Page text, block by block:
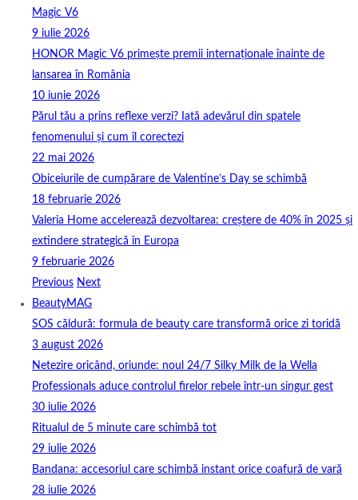
Magic V6
9 iulie 2026
HONOR Magic V6 primește premii internaționale înainte de
lansarea în România
10 iunie 2026
Părul tău a prins reflexe verzi? Iată adevărul din spatele
fenomenului și cum îl corectezi
22 mai 2026
Obiceiurile de cumpărare de Valentine’s Day se schimbă
18 februarie 2026
Valeria Home accelerează dezvoltarea: creștere de 40% în 2025 și
extindere strategică în Europa
9 februarie 2026
Previous Next
BeautyMAG
SOS căldură: formula de beauty care transformă orice zi toridă
3 august 2026
Netezire oricând, oriunde: noul 24/7 Silky Milk de la Wella
Professionals aduce controlul firelor rebele într-un singur gest
30 iulie 2026
Ritualul de 5 minute care schimbă tot
29 iulie 2026
Bandana: accesoriul care schimbă instant orice coafură de vară
28 iulie 2026